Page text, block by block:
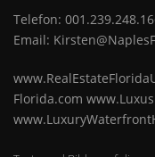
Telefon:
Email:
Florida.com